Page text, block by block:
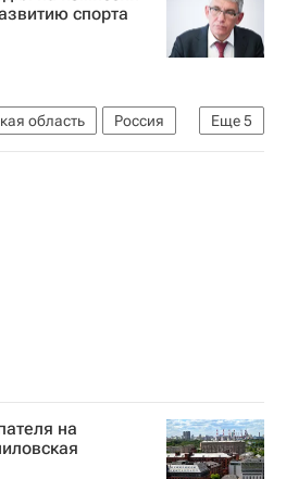
спорта
Еще5
область
Россия
область
на